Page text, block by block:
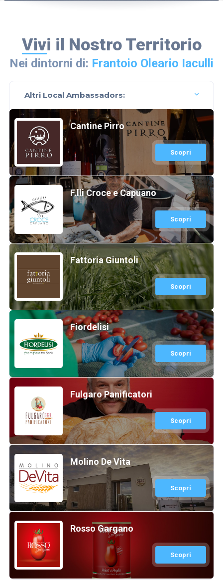
Vivi il Nostro Territorio
Nei dintorni di: Frantoio Oleario Iaculli
Altri Local Ambassadors:
Cantine Pirro
Scopri
F.lli Croce e Capuano
Scopri
Fattoria Giuntoli
Scopri
Fiordelisi
Scopri
Fulgaro Panificatori
Scopri
Molino De Vita
Scopri
Rosso Gargano
Scopri